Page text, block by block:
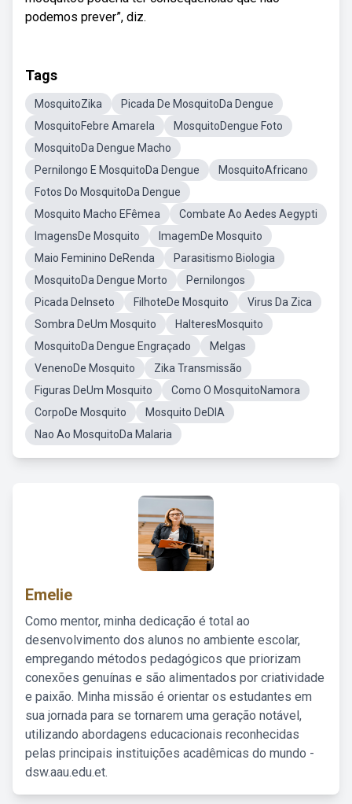
podemos prever”, diz.
Tags
MosquitoZika
Picada De MosquitoDa Dengue
MosquitoFebre Amarela
MosquitoDengue Foto
MosquitoDa Dengue Macho
Pernilongo E MosquitoDa Dengue
MosquitoAfricano
Fotos Do MosquitoDa Dengue
Mosquito Macho EFêmea
Combate Ao Aedes Aegypti
ImagensDe Mosquito
ImagemDe Mosquito
Maio Feminino DeRenda
Parasitismo Biologia
MosquitoDa Dengue Morto
Pernilongos
Picada DeInseto
FilhoteDe Mosquito
Virus Da Zica
Sombra DeUm Mosquito
HalteresMosquito
MosquitoDa Dengue Engraçado
Melgas
VenenoDe Mosquito
Zika Transmissão
Figuras DeUm Mosquito
Como O MosquitoNamora
CorpoDe Mosquito
Mosquito DeDIA
Nao Ao MosquitoDa Malaria
Emelie
Como mentor, minha dedicação é total ao
desenvolvimento dos alunos no ambiente escolar,
empregando métodos pedagógicos que priorizam
conexões genuínas e são alimentados por criatividade
e paixão. Minha missão é orientar os estudantes em
sua jornada para se tornarem uma geração notável,
utilizando abordagens educacionais reconhecidas
pelas principais instituições acadêmicas do mundo -
dsw.aau.edu.et.